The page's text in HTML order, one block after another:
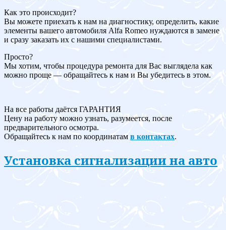
Как это происходит?
Вы можете приехать к нам на диагностику, определить, какие
элементы вашего автомобиля Alfa Romeo нуждаются в замене
и сразу заказать их с нашими специалистами.
Просто?
Мы хотим, чтобы процедура ремонта для Вас выглядела как
можно проще — обращайтесь к нам и Вы убедитесь в этом.
На все работы даётся ГАРАНТИЯ
Цену на работу можно узнать, разумеется, после
предварительного осмотра.
Обращайтесь к нам по координатам в контактах.
Установка сигнализации на авто